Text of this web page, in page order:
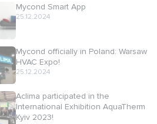
Mycond Smart App
25.12.2024
Mycond officially in Poland: Warsaw
HVAC Expo!
25.12.2024
Aclima participated in the
International Exhibition AquaTherm
Kyiv 2023!